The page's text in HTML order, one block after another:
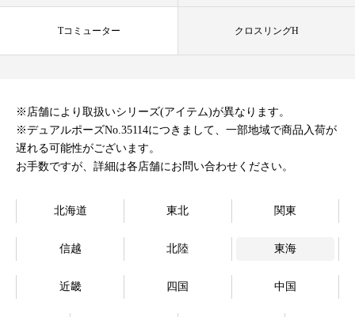
Tコミューター クロスリングH
※店舗により取扱いシリーズ(アイテム)が異なります。
※デュアルポーズNo.35114につきまして、一部地域で商品入荷が
遅れる可能性がございます。
お手数ですが、詳細は各店舗にお問い合わせください。
北海道 東北 関東
信越 北陸 東海
近畿 四国 中国